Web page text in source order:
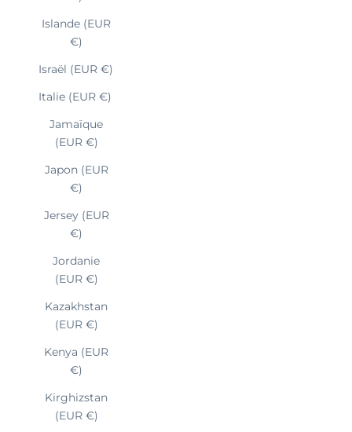
Islande (EUR
€)
Israël (EUR €)
Italie (EUR €)
Jamaïque
(EUR €)
Japon (EUR
€)
Jersey (EUR
€)
Jordanie
(EUR €)
Kazakhstan
(EUR €)
Kenya (EUR
€)
Kirghizstan
(EUR €)